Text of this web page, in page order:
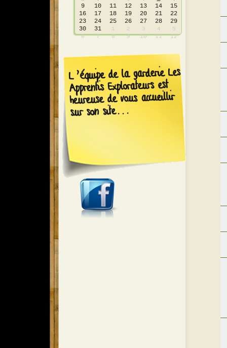
9
10 11 12 13 14
15
16
17 18 19 20 21
22
23
24 25 26 27 28
29
30
31 1 2 3 4
5
6
7 8 9 10 11 12
L’équipe de la garderie Les
Apprentis Explorateurs est
heureuse de vous accueillir
sur son site...